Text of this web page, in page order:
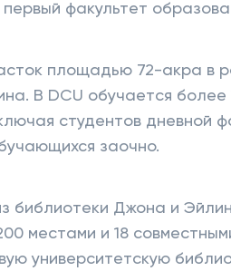
факультет
площадью 72-акра в
В DCU обучается
студентов дневной
заочно.
библиотеки Джона и
местами и 18
университетскую